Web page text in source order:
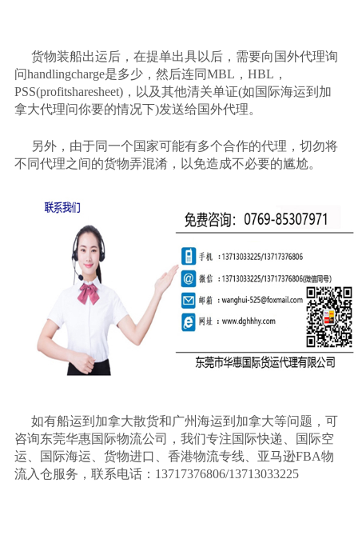
货物装船出运后，在提单出具以后，需要向国外代理询
问handlingcharge是多少，然后连同MBL，HBL，
PSS(profitsharesheet)，以及其他清关单证(如国际海运到加
拿大代理问你要的情况下)发送给国外代理。
另外，由于同一个国家可能有多个合作的代理，切勿将
不同代理之间的货物弄混淆，以免造成不必要的尴尬。
如有船运到加拿大散货和广州海运到加拿大等问题，可
咨询东莞华惠国际物流公司，我们专注国际快递、国际空
运、国际海运、货物进口、香港物流专线、亚马逊FBA物
流入仓服务，联系电话：13717376806/13713033225